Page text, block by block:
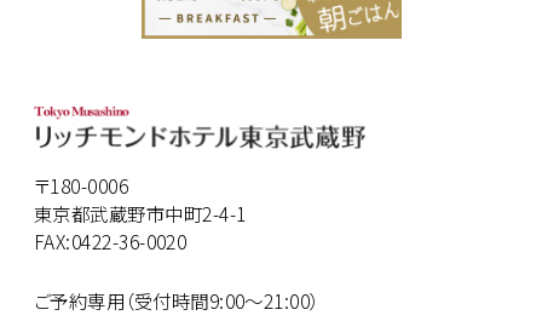
〒180-0006
東京都武蔵野市中町2-4-1
FAX:0422-36-0020
ご予約専用（受付時間9:00～21:00）